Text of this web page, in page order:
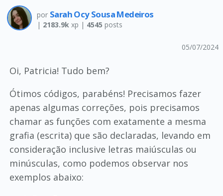
por Sarah Ocy Sousa Medeiros
| 2183.9kxp | 4545 posts
05/07/2024
Oi, Patricia! Tudo bem?
Ótimos códigos, parabéns! Precisamos fazer
apenas algumas correções, pois precisamos
chamar as funções com exatamente a mesma
grafia (escrita) que são declaradas, levando em
consideração inclusive letras maiúsculas ou
minúsculas, como podemos observar nos
exemplos abaixo: